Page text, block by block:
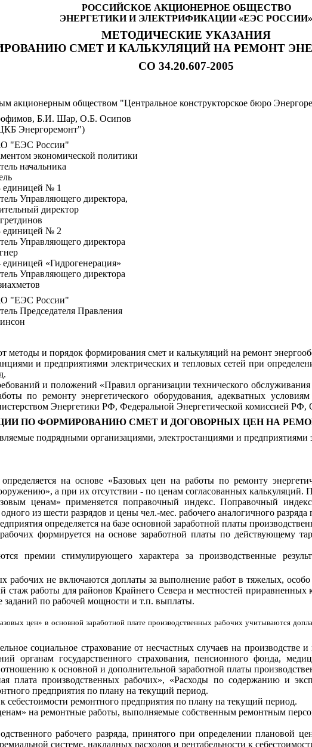
РОССИЙСКОЕ АКЦИОНЕРНОЕ ОБЩЕСТВО
ЭНЕРГЕТИКИ И ЭЛЕКТРИФИКАЦИИ «ЕЭС РОССИИ»
МЕТОДИЧЕСКИЕ УКАЗАНИЯ
СМЕТ И КАЛЬКУЛЯЦИЙ НА РЕМОНТ
СО 34.20.607-2005
акционерным обществом "Центральное конструкторское бюро
Б.И. Шар, О.Б. Осипов
Энергоремонт")
"ЕЭС России"
экономической политики
начальника
единицей № 1
Управляющего директора,
директор
единицей № 2
Управляющего директора
единицей «Гидрогенерация»
Управляющего директора
"ЕЭС России"
Председателя Правления
методы и порядок формирования смет и калькуляций на ремонт
и предприятиями электрических и тепловых сетей при
и положений «Правил организации технического
по ремонту энергетического оборудования, адекватных
Энергетики РФ, Федеральной Энергетической комиссией
ПО ФОРМИРОВАНИЮ СМЕТ И ДОГОВОРНЫХ ЦЕН НА
подрядными организациями, электростанциями и предприятиями
на основе «Базовых цен на работы по ремонту
а при их отсутствии - по ценам согласованных калькуляций.
ценам» применяется поправочный индекс. Поправочный
из шести разрядов и цены чел.-мес. рабочего аналогичного
определяется на базе основной заработной платы
формируется на основе заработной платы по действующему
премии стимулирующего характера за производственные
рабочих не включаются доплаты за выполнение работ в тяжелых,
стаж работы для районов Крайнего Севера и местностей
по рабочей мощности и т.п. выплаты.
цен» в основной заработной плате производственных рабочих учитываются
социальное страхование от несчастных случаев на
органам государственного страхования, пенсионного фонда,
к основной и дополнительной заработной платы
плата производственных рабочих», «Расходы по содержанию и
предприятия по плану на текущий период.
себестоимости ремонтного предприятия по плану на текущий период.
на ремонтные работы, выполняемые собственным ремонтным
рабочего разряда, принятого при определении плановой
системе, накладных расходов и рентабельности к